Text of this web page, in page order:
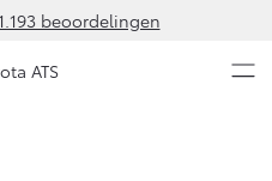
beoordelingen
ATS